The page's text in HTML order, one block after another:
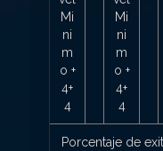
Mi
ni
m
o +
4+
4
Mi
ni
m
o +
4+
4
Porcentaje de